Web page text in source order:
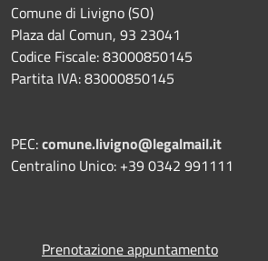
Comune di Livigno (SO)
Plaza dal Comun, 93 23041
Codice Fiscale: 83000850145
Partita IVA: 83000850145
PEC:comune.livigno@legalmail.it
Centralino Unico: +39 0342 991111
Prenotazione appuntamento